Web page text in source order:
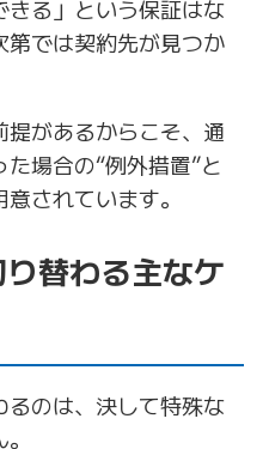
る」という保証はな
第では契約先が見つか
があるからこそ、通
場合の“例外措置”と
されています。
替わる主なケ
のは、決して特殊な